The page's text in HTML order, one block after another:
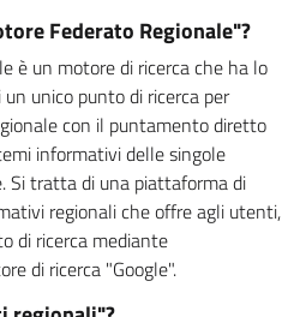
Federato Regionale"?
è un motore di ricerca che ha lo
unico punto di ricerca per
con il puntamento diretto
informativi delle singole
Si tratta di una piattaforma di
regionali che offre agli utenti,
di ricerca mediante
di ricerca "Google".